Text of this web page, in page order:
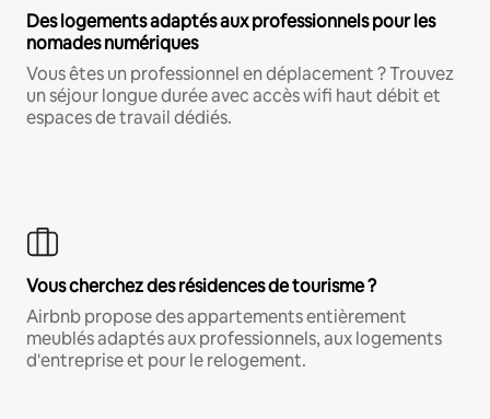
Des logements adaptés aux professionnels pour les
nomades numériques
Vous êtes un professionnel en déplacement ? Trouvez
un séjour longue durée avec accès wifi haut débit et
espaces de travail dédiés.
Vous cherchez des résidences de tourisme ?
Airbnb propose des appartements entièrement
meublés adaptés aux professionnels, aux logements
d'entreprise et pour le relogement.